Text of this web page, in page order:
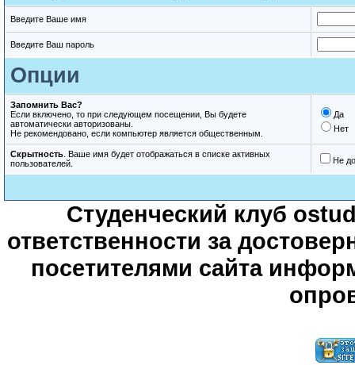
Введите Ваше имя
Введите Ваш пароль
Опции
Запомнить Вас?
Если включено, то при следующем посещении, Вы будете
автоматически авторизованы.
Не рекомендовано, если компьютер является общественным.
Да
Нет
Скрытность. Ваше имя будет отображаться в списке активных
пользователей.
Не
Студенческий клуб
ответственности за
посетителями сайта